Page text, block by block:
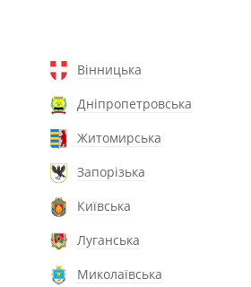
Вінницька
Дніпропетровська
Житомирська
Запорізька
Київська
Луганська
Миколаївська